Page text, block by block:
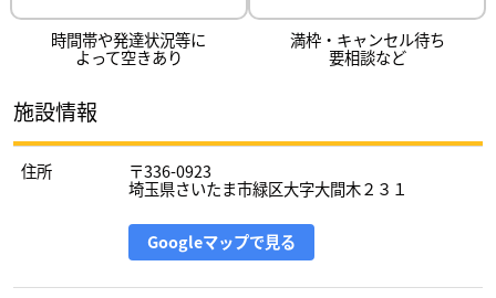
時間帯や発達状況等に
よって空きあり
満枠・キャンセル待ち
要相談など
施設情報
住所 〒336-0923
埼玉県さいたま市緑区大字大間木２３１
Googleマップで見る